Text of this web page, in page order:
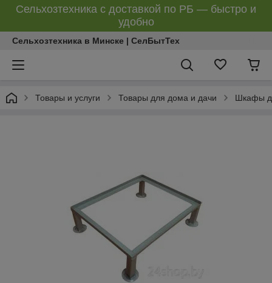
Сельхозтехника с доставкой по РБ — быстро и
удобно
Сельхозтехника в Минске | СелБытТех
Товары и услуги Товары для дома и дачи Шкафы